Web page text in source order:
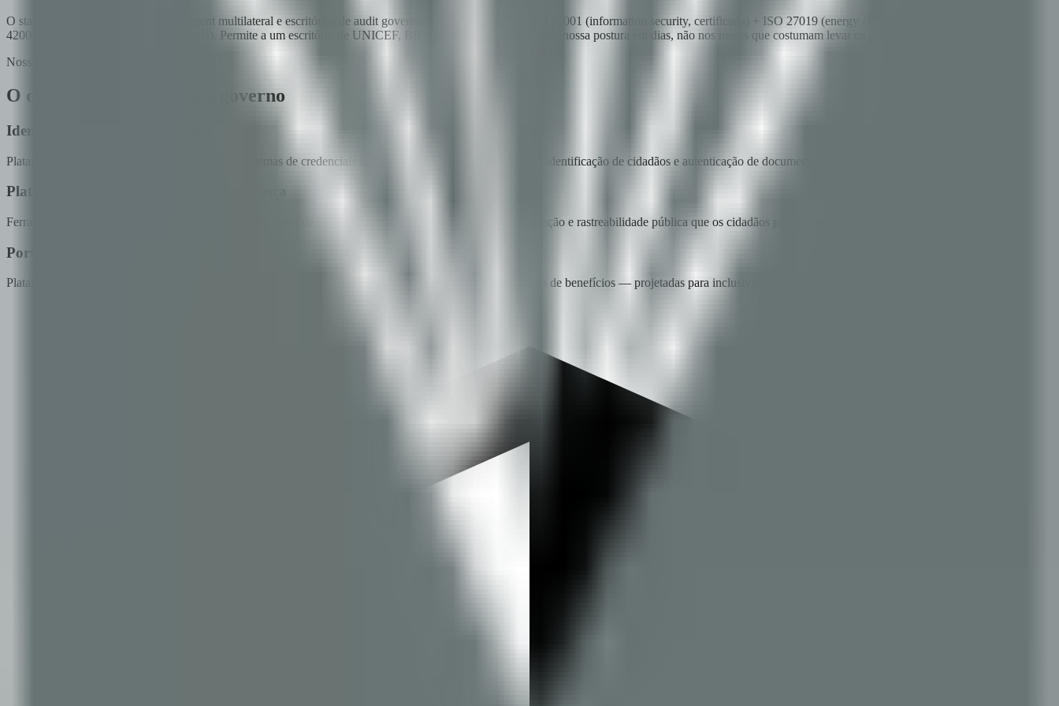
O stack de três normas que o procurement multilateral e escritórios de audit governamentais já verificam: ISO 27001 (information security, certificada) + ISO 27019 (energy / OT-extended, alinhada) + ISO
42001 (AI management system, alinhada). Permite a um escritório de UNICEF, BID ou Banco Mundial validar nossa postura em dias, não nos meses que costumam levar os governance reviews.
Nossas Soluções
O que construímos para o governo
Identidade digital e credenciais
Plataformas de identidade auto-soberana (SSI), sistemas de credenciais digitais e verificação blockchain para identificação de cidadãos e autenticação de documentos.
Plataformas de transparência e governança
Ferramentas de transparência blockchain para rastreamento de orçamento, compras públicas, sistemas de votação e rastreabilidade pública que os cidadãos podem verificar.
Portais de serviços ao cidadão
Plataformas web e mobile modernas e acessíveis para serviços governamentais — de processos a distribuição de benefícios — projetadas para inclusividade.